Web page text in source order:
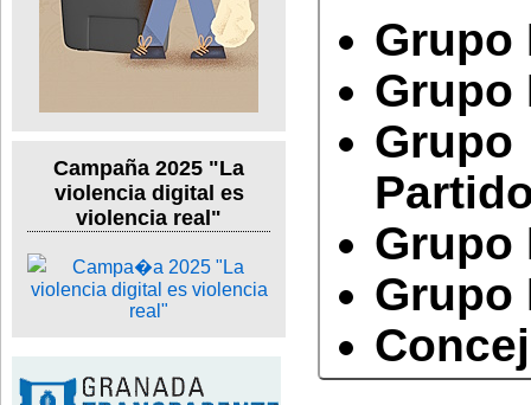
Campaña 2025 "La
violencia digital es
violencia real"
Grupo
Grupo
Grupo
Grupo